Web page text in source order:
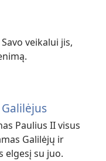
veikalui jis,
Paulius II visus
Galilėjų ir
elgesį su juo.